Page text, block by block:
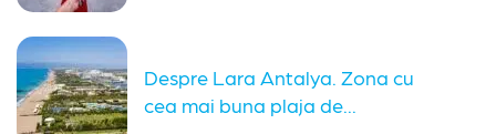
Despre Lara Antalya. Zona cu
cea mai buna plaja de...